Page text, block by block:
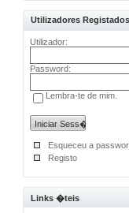
Utilizadores Registados
Utilizador:
Password:
Lembra-te de mim.
Esqueceu a
Registo
Links �teis